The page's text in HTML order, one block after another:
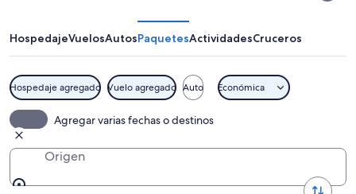
Interpretation
Center
HospedajeVuelosAutosPaquetesActividadesCruceros
Hospedaje agregado Vuelo agregado Auto Económica
Agregar varias fechas o destinos
Origen